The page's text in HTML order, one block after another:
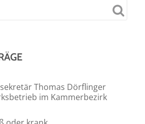
Thomas Dörflinger
im Kammerbezirk